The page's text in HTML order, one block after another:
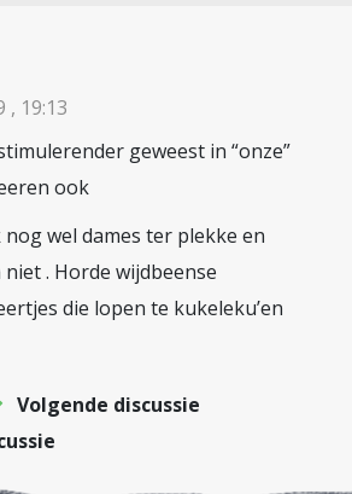
, 19:13
geweest in “onze”
ook
wel dames ter plekke en
. Horde wijdbeense
die lopen te kukeleku’en
Volgende discussie